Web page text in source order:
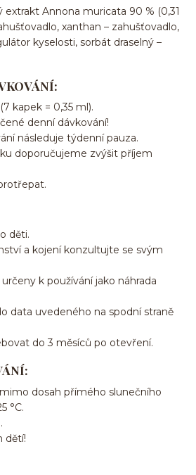
Annona muricata 90 % (0,31
xanthan – zahušťovadlo,
kyselosti, sorbát draselný –
kapek = 0,35 ml).
denní dávkování!
následuje týdenní pauza.
doporučujeme zvýšit příjem
děti.
a kojení konzultujte se svým
k používání jako náhrada
data uvedeného na spodní straně
do 3 měsíců po otevření.
dosah přímého slunečního
°C.
dětí!